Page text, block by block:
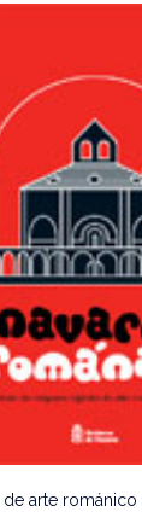
arte románico